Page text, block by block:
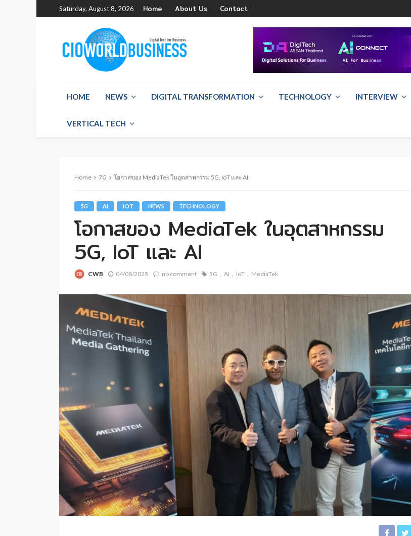
Saturday, August 8, 2026 Home About Us Contact
HOME NEWS DIGITAL TRANSFORMATION TECHNOLOGY INTERVIEW
VERTICAL TECH
Home 7G โอกาสของ MediaTek ในอุตสาหกรรม 5G, IoT และ AI
5G AI IOT NEWS TECHNOLOGY
โอกาสของ MediaTek ในอุตสาหกรรม
5G, IoT และ AI
CWB 04/08/2025 no comment 5G AI IoT MediaTek